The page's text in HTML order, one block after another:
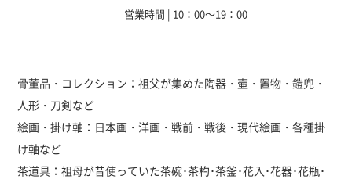
営業時間 | 10：00～19：00
骨董品・コレクション：祖父が集めた陶器・壷・置物・鎧兜・
人形・刀剣など
絵画・掛け軸：日本画・洋画・戦前・戦後・現代絵画・各種掛
け軸など
茶道具：祖母が昔使っていた茶碗･茶杓･茶釜･花入･花器･花瓶･